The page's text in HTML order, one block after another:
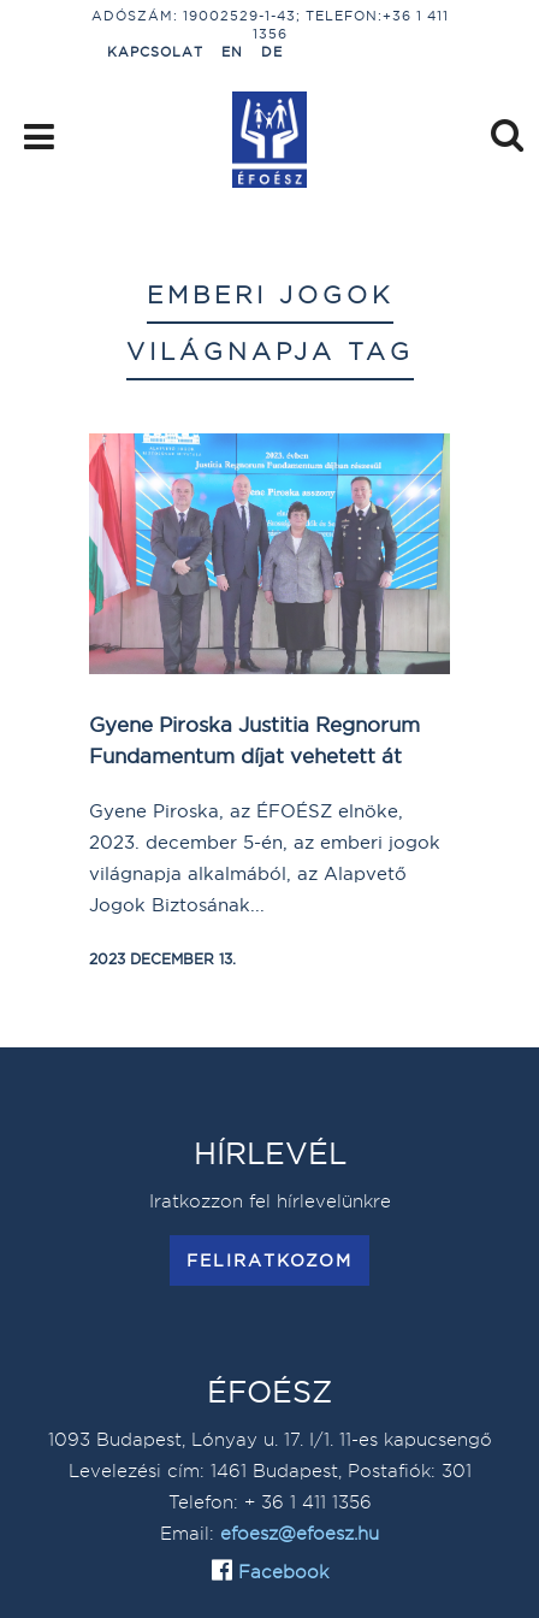
ADÓSZÁM: 19002529-1-43; TELEFON:+36 1 411
1356
KAPCSOLAT
EN DE
EMBERI JOGOK
VILÁGNAPJA TAG
Gyene Piroska Justitia Regnorum
Fundamentum díjat vehetett át
Gyene Piroska, az ÉFOÉSZ elnöke,
2023. december 5-én, az emberi jogok
világnapja alkalmából, az Alapvető
Jogok Biztosának...
2023 DECEMBER 13.
HÍRLEVÉL
Iratkozzon fel hírlevelünkre
FELIRATKOZOM
ÉFOÉSZ
1093 Budapest, Lónyay u. 17. I/1. 11-es kapucsengő
Levelezési cím: 1461 Budapest, Postafiók: 301
Telefon: + 36 1 411 1356
Email: efoesz@efoesz.hu
Facebook